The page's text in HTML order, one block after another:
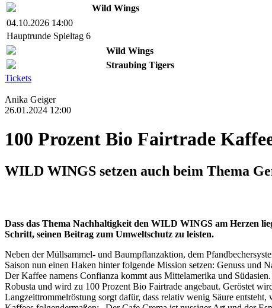
Wild Wings
04.10.2026 14:00
Hauptrunde Spieltag 6
Wild Wings
Straubing Tigers
Tickets
Anika Geiger
26.01.2024 12:00
100 Prozent Bio Fairtrade
WILD WINGS setzen auch beim Thema
Dass das Thema Nachhaltigkeit den WILD WINGS am Herzen
Schritt, seinen Beitrag zum Umweltschutz zu leisten.
Neben der Müllsammel- und Baumpflanzaktion, dem
Saison nun einen Haken hinter folgende Mission setzen: Genuss
Der Kaffee namens Confianza kommt aus Mittelamerika und
Robusta und wird zu 100 Prozent Bio Fairtrade angebaut. Geröstet
Langzeittrommelröstung sorgt dafür, dass relativ wenig Säure